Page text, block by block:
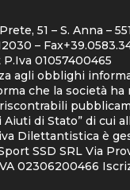
51 – S. Anna –
–
P.Iva 01057400465
agli obblighi
che la società
di Stato” di cui
Dilettantistica è
SSD SRL Via
02306200466